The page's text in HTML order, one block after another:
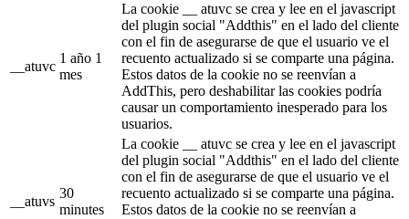
__atuvc
1 año 1
mes
La cookie __ atuvc se crea y lee en el javascript
del plugin social "Addthis" en el lado del cliente
con el fin de asegurarse de que el usuario ve el
recuento actualizado si se comparte una página.
Estos datos de la cookie no se reenvían a
AddThis, pero deshabilitar las cookies podría
causar un comportamiento inesperado para los
usuarios.
__atuvs
30
minutes
La cookie __ atuvc se crea y lee en el javascript
del plugin social "Addthis" en el lado del cliente
con el fin de asegurarse de que el usuario ve el
recuento actualizado si se comparte una página.
Estos datos de la cookie no se reenvían a